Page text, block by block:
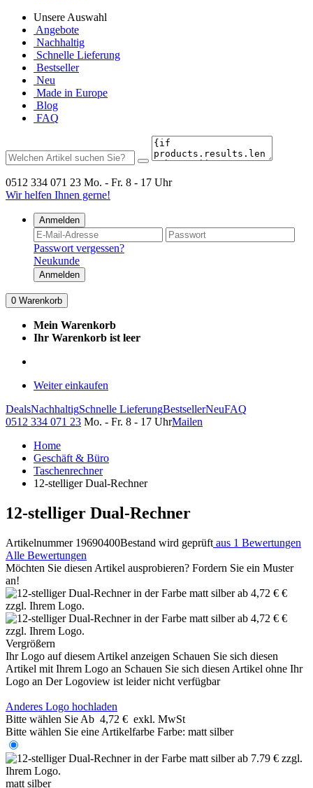
Unsere Auswahl
Angebote
Nachhaltig
Schnelle Lieferung
Bestseller
Neu
Made in Europe
Blog
FAQ
0512 334 071 23 Mo. - Fr. 8 - 17 Uhr
Wir helfen Ihnen gerne!
Anmelden
Passwort vergessen?
Neukunde
Anmelden
0 Warenkorb
Mein Warenkorb
Ihr Warenkorb ist leer
Weiter einkaufen
DealsNachhaltigSchnelle LieferungBestsellerNeuFAQ
0512 334 071 23 Mo. - Fr. 8 - 17 UhrMailen
Home
Geschäft & Büro
Taschenrechner
12-stelliger Dual-Rechner
12-stelliger Dual-Rechner
Artikelnummer 19690400Bestand wird geprüft aus 1 Bewertungen
Alle Bewertungen
Möchten Sie diesen Artikel ausprobieren? Fordern Sie ein Muster
an!
Vergrößern
Ihr Logo auf diesem Artikel anzeigen Schauen Sie sich diesen
Artikel mit Ihrem Logo an Schauen Sie sich diesen Artikel ohne Ihr
Logo an Der Logoview ist leider nicht verfügbar
Anderes Logo hochladen
Bitte wählen Sie Ab 4,72 € exkl. MwSt
Bitte wählen Sie eine Artikelfarbe Farbe: matt silber
matt silber